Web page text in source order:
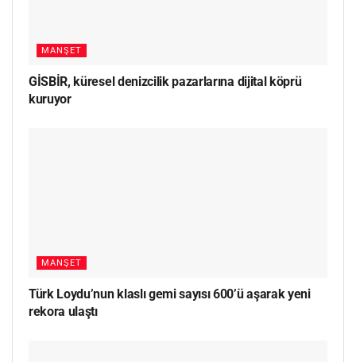
MANŞET
GİSBİR, küresel denizcilik pazarlarına dijital köprü
kuruyor
MANŞET
Türk Loydu’nun klaslı gemi sayısı 600’ü aşarak yeni
rekora ulaştı